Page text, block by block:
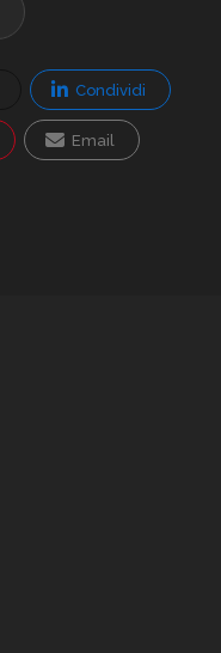
Condividi
Email